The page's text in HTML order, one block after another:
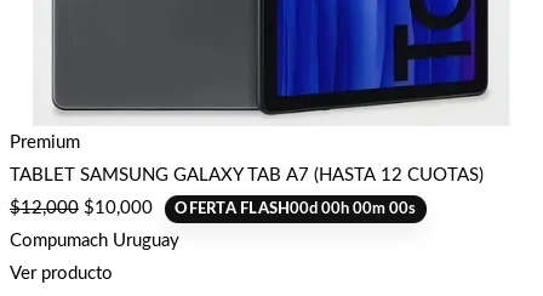
Premium
TABLET SAMSUNG GALAXY TAB A7 (HASTA 12 CUOTAS)
$12,000 $10,000 OFERTA FLASH00d00h00m00s
Compumach Uruguay
Ver producto